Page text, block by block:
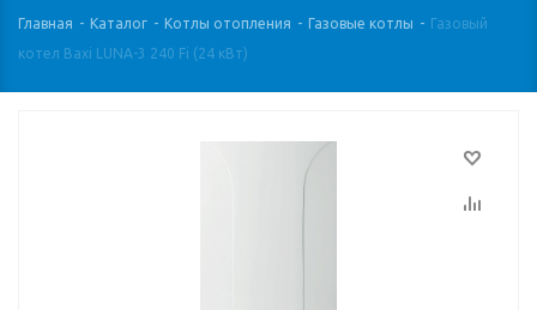
Главная - Каталог - Котлы отопления - Газовые котлы - Газовый
котел Baxi LUNA-3 240 Fi (24 кВт)